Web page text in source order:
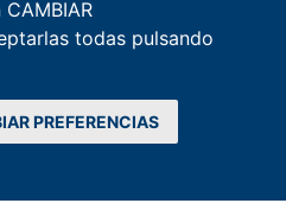
todas pulsando
PREFERENCIAS